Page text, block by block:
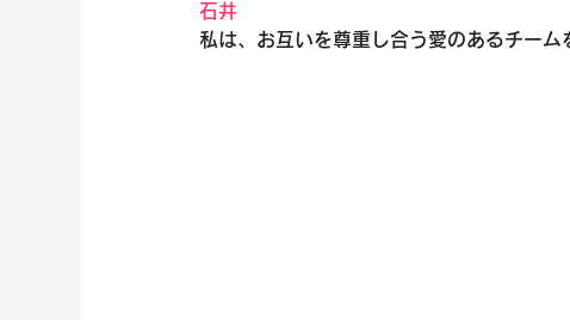
石井
私は、お互いを尊重し合う愛のあるチーム